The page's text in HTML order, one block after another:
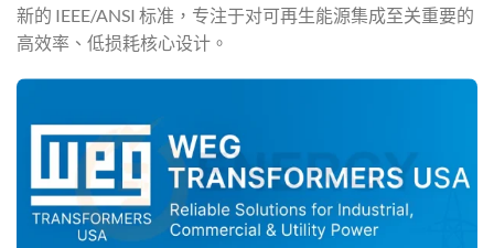
新的 IEEE/ANSI 标准，专注于对可再生能源集成至关重要的
高效率、低损耗核心设计。